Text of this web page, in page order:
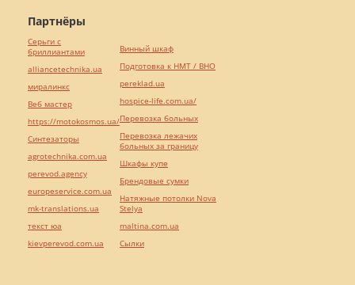
Партнёры
Серьги с
бриллиантами
alliancetechnika.ua
миралинкс
Веб мастер
https://motokosmos.ua/
Синтезаторы
agrotechnika.com.ua
perevod.agency
europeservice.com.ua
mk-translations.ua
текст юа
kievperevod.com.ua
Винный шкаф
Подготовка к НМТ / ВНО
pereklad.ua
hospice-life.com.ua/
Перевозка больных
Перевозка лежачих
больных за границу
Шкафы купе
Брендовые сумки
Натяжные потолки Nova
Stelya
maltina.com.ua
Cылки